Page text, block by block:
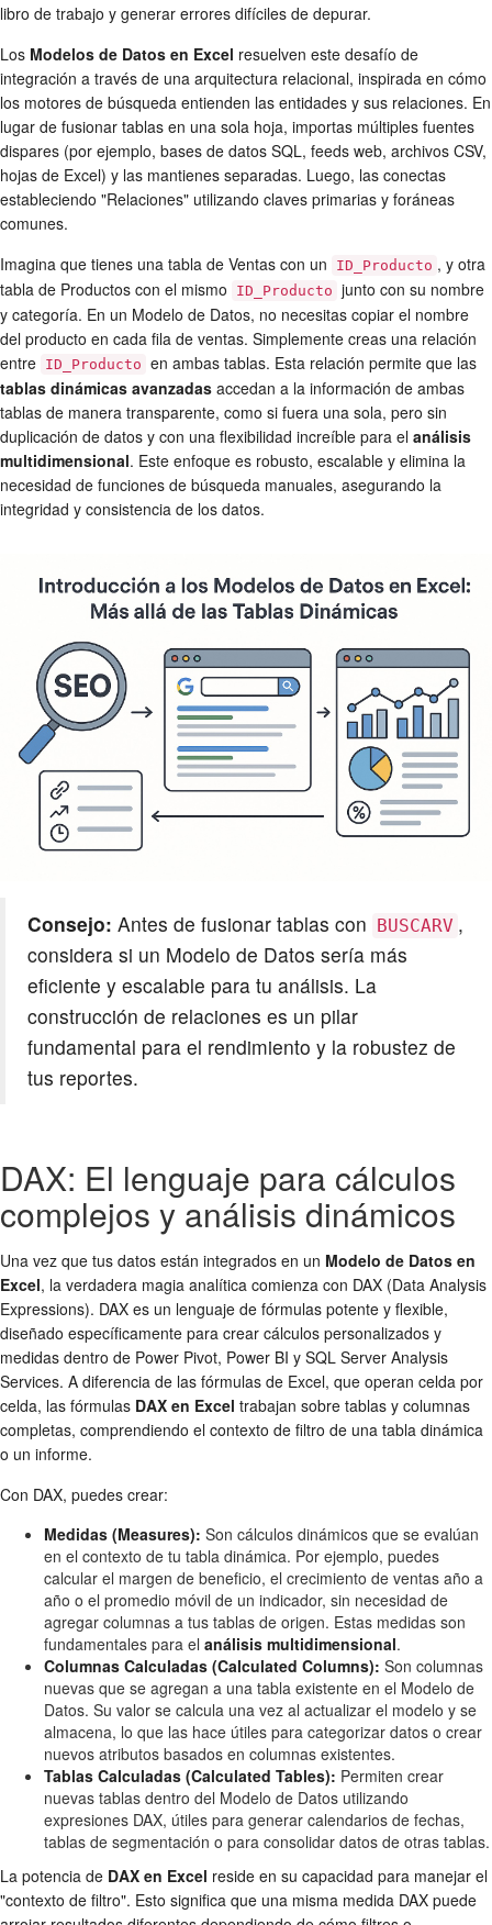
libro de trabajo y generar errores difíciles de depurar.
Los Modelos de Datos en Excel resuelven este desafío de
integración a través de una arquitectura relacional, inspirada en cómo
los motores de búsqueda entienden las entidades y sus relaciones. En
lugar de fusionar tablas en una sola hoja, importas múltiples fuentes
dispares (por ejemplo, bases de datos SQL, feeds web, archivos CSV,
hojas de Excel) y las mantienes separadas. Luego, las conectas
estableciendo "Relaciones" utilizando claves primarias y foráneas
comunes.
Imagina que tienes una tabla de Ventas con un
ID_Producto , y otra
tabla de Productos con el mismo
ID_Producto junto con su nombre
y categoría. En un Modelo de Datos, no necesitas copiar el nombre
del producto en cada fila de ventas. Simplemente creas una relación
entre ID_Producto en ambas tablas. Esta relación permite que las
tablas dinámicas avanzadas accedan a la información de ambas
tablas de manera transparente, como si fuera una sola, pero sin
duplicación de datos y con una flexibilidad increíble para el análisis
multidimensional. Este enfoque es robusto, escalable y elimina la
necesidad de funciones de búsqueda manuales, asegurando la
integridad y consistencia de los datos.
Consejo: Antes de fusionar tablas con BUSCARV ,
considera si un Modelo de Datos sería más
eficiente y escalable para tu análisis. La
construcción de relaciones es un pilar
fundamental para el rendimiento y la robustez de
tus reportes.
DAX: El lenguaje para cálculos
complejos y análisis dinámicos
Una vez que tus datos están integrados en un Modelo de Datos en
Excel, la verdadera magia analítica comienza con DAX (Data Analysis
Expressions). DAX es un lenguaje de fórmulas potente y flexible,
diseñado específicamente para crear cálculos personalizados y
medidas dentro de Power Pivot, Power BI y SQL Server Analysis
Services. A diferencia de las fórmulas de Excel, que operan celda por
celda, las fórmulas DAX en Excel trabajan sobre tablas y columnas
completas, comprendiendo el contexto de filtro de una tabla dinámica
o un informe.
Con DAX, puedes crear:
Medidas (Measures): Son cálculos dinámicos que se evalúan
en el contexto de tu tabla dinámica. Por ejemplo, puedes
calcular el margen de beneficio, el crecimiento de ventas año a
año o el promedio móvil de un indicador, sin necesidad de
agregar columnas a tus tablas de origen. Estas medidas son
fundamentales para el análisis multidimensional.
Columnas Calculadas (Calculated Columns): Son columnas
nuevas que se agregan a una tabla existente en el Modelo de
Datos. Su valor se calcula una vez al actualizar el modelo y se
almacena, lo que las hace útiles para categorizar datos o crear
nuevos atributos basados en columnas existentes.
Tablas Calculadas (Calculated Tables): Permiten crear
nuevas tablas dentro del Modelo de Datos utilizando
expresiones DAX, útiles para generar calendarios de fechas,
tablas de segmentación o para consolidar datos de otras tablas.
La potencia de DAX en Excel reside en su capacidad para manejar el
"contexto de filtro". Esto significa que una misma medida DAX puede